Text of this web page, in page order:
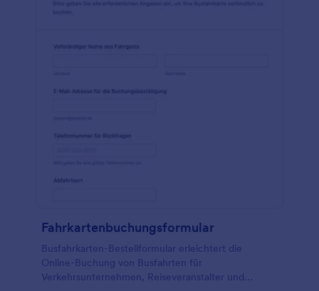
Fahrkartenbuchungsformular
Busfahrkarten-Bestellformular erleichtert die
Online-Buchung von Busfahrten für
Verkehrsunternehmen, Reiseveranstalter und